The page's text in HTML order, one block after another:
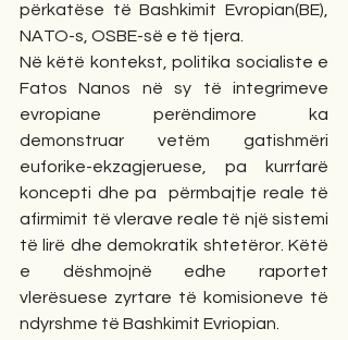
përkatëse të Bashkimit Evropian(BE),
NATO-s, OSBE-së e të tjera.
Në këtë kontekst, politika socialiste e
Fatos Nanos në sy të integrimeve
evropiane perëndimore ka
demonstruar vetëm gatishmëri
euforike-ekzagjeruese, pa kurrfarë
koncepti dhe pa  përmbajtje reale të
afirmimit të vlerave reale të një sistemi
të lirë dhe demokratik shtetëror. Këtë
e dëshmojnë edhe raportet
vlerësuese zyrtare të komisioneve të
ndyrshme të Bashkimit Evriopian.